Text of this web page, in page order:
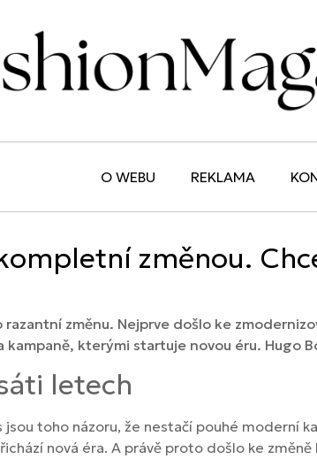
O WEBU REKLAMA
změnou.
razantní změnu. Nejprve došlo ke
kterými startuje novou éru. Hugo
letech
jsou toho názoru, že nestačí pouhé moderní
nová éra. A právě proto došlo ke